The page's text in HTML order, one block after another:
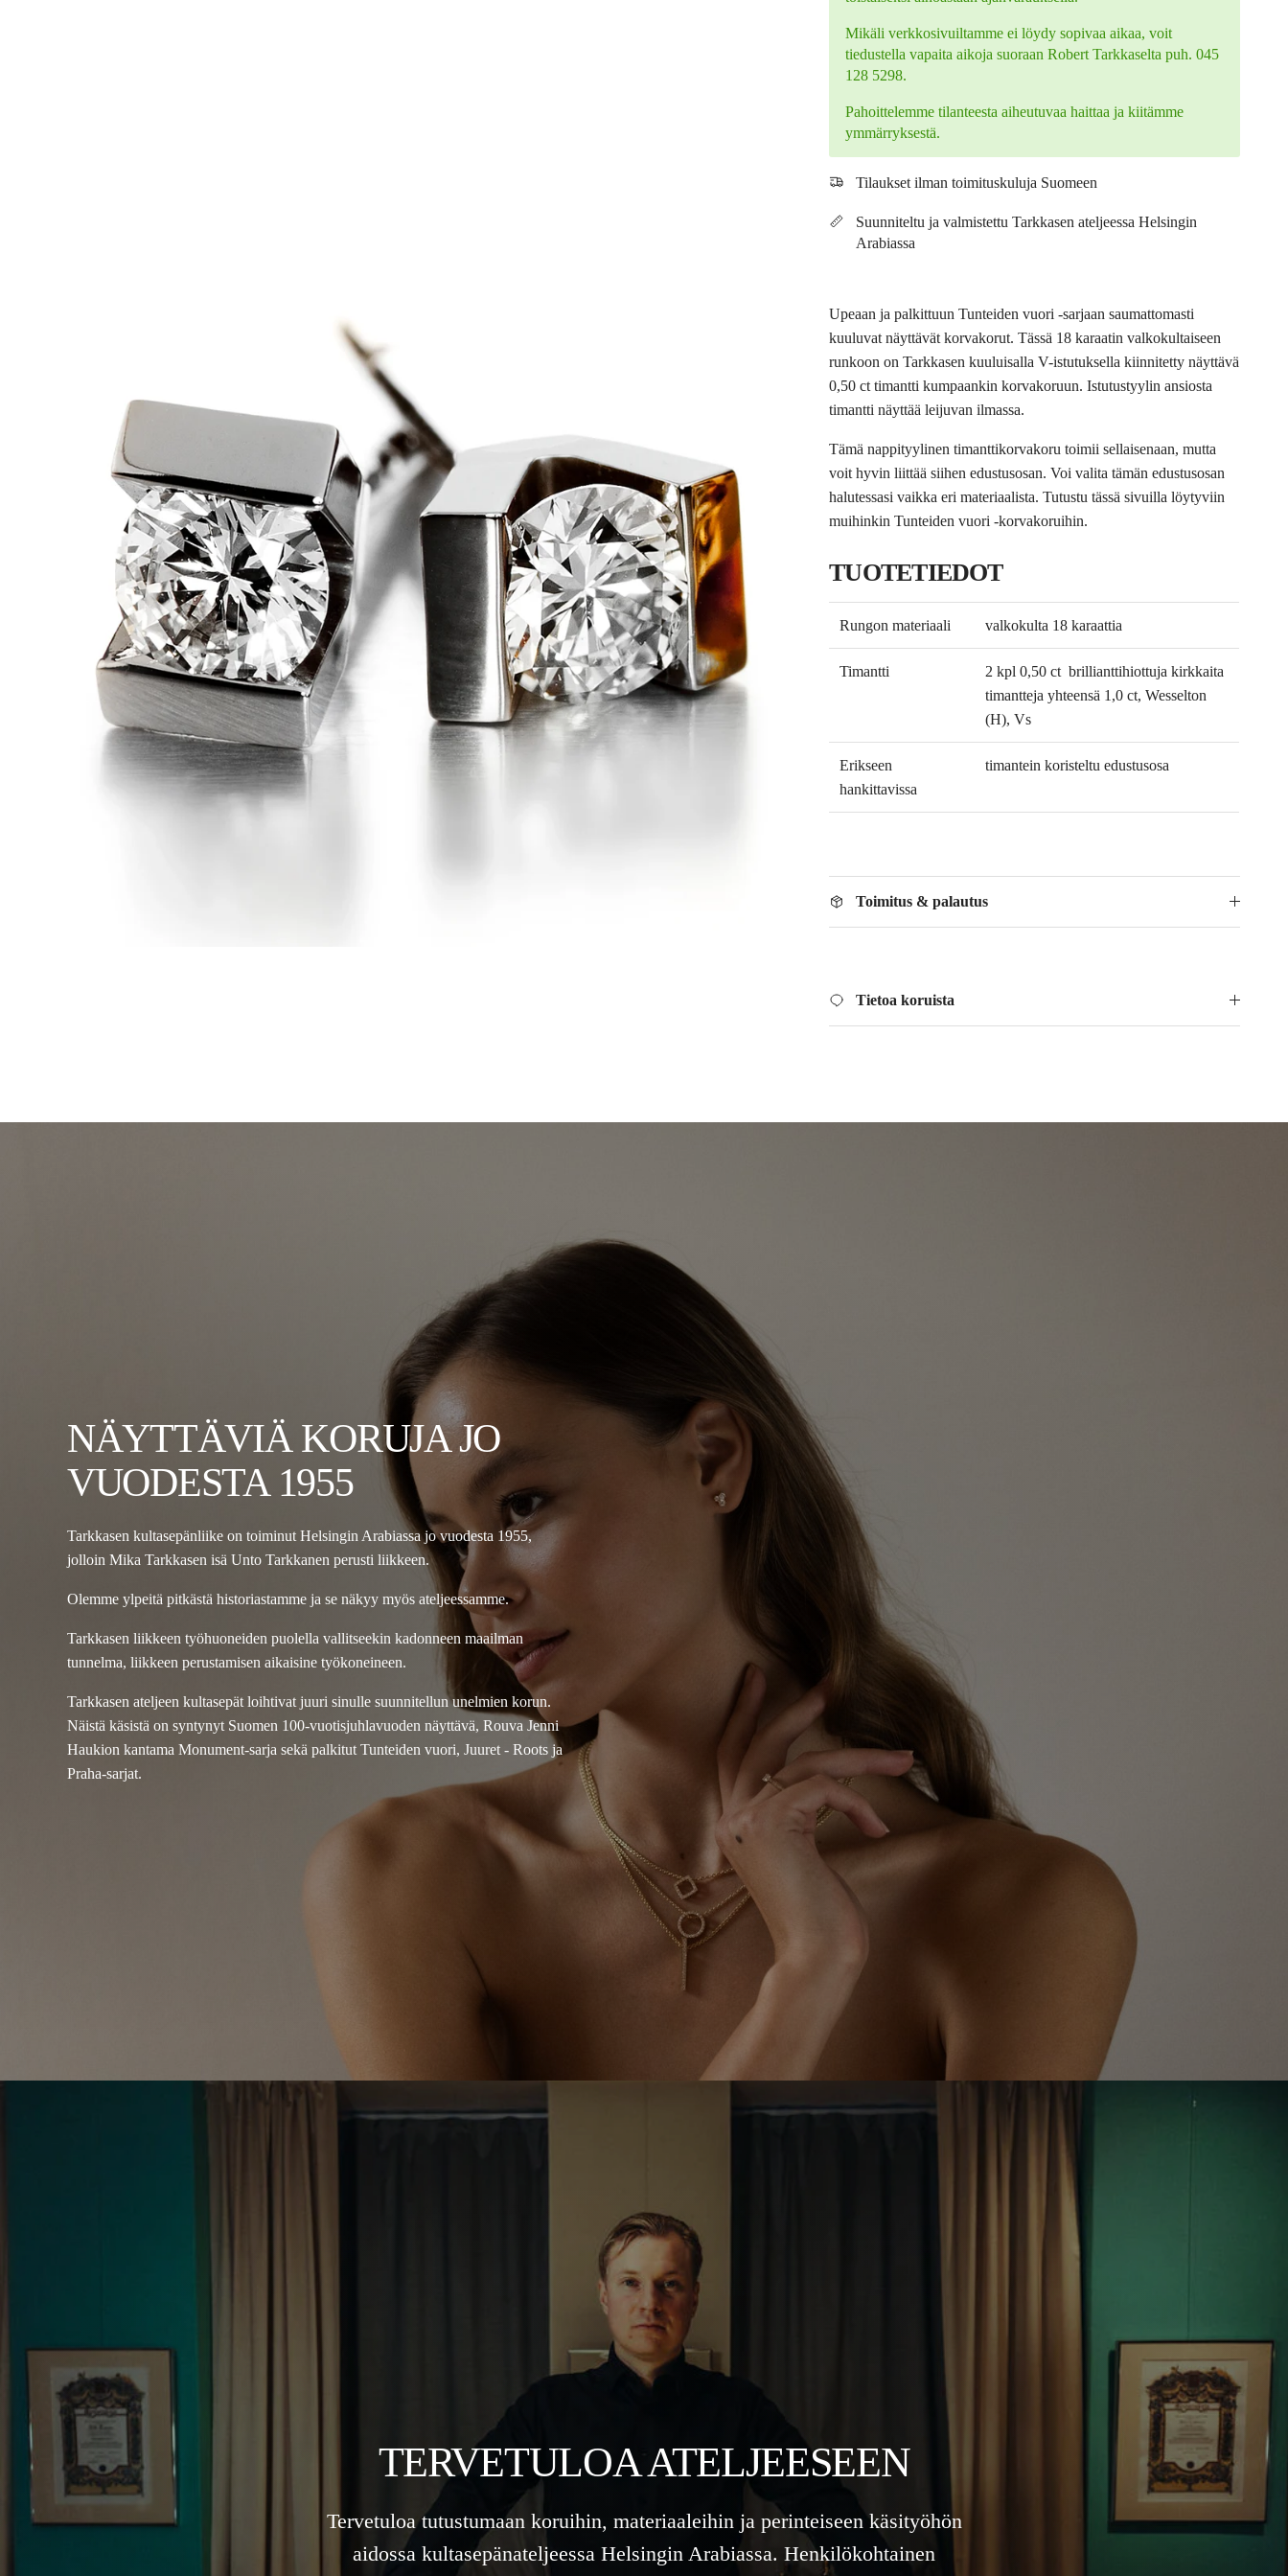
Mikäli verkkosivuiltamme ei löydy sopivaa aikaa, voit
tiedustella vapaita aikoja suoraan Robert Tarkkaselta puh. 045
128 5298.
Pahoittelemme tilanteesta aiheutuvaa haittaa ja kiitämme
ymmärryksestä.
Tilaukset ilman toimituskuluja Suomeen
Suunniteltu ja valmistettu Tarkkasen ateljeessa Helsingin
Arabiassa
Upeaan ja palkittuun Tunteiden vuori -sarjaan saumattomasti
kuuluvat näyttävät korvakorut. Tässä 18 karaatin valkokultaiseen
runkoon on Tarkkasen kuuluisalla V-istutuksella kiinnitetty näyttävä
0,50 ct timantti kumpaankin korvakoruun. Istutustyylin ansiosta
timantti näyttää leijuvan ilmassa.
Tämä nappityylinen timanttikorvakoru toimii sellaisenaan, mutta
voit hyvin liittää siihen edustusosan. Voi valita tämän edustusosan
halutessasi vaikka eri materiaalista. Tutustu tässä sivuilla löytyviin
muihinkin Tunteiden vuori -korvakoruihin.
TUOTETIEDOT
Rungon materiaali valkokulta 18 karaattia
Timantti 2 kpl 0,50 ct brillianttihiottuja kirkkaita
timantteja yhteensä 1,0 ct, Wesselton
(H), Vs
Erikseen
hankittavissa
timantein koristeltu edustusosa
Toimitus & palautus
Tietoa koruista
NÄYTTÄVIÄ KORUJA JO
VUODESTA 1955
Tarkkasen kultasepänliike on toiminut Helsingin Arabiassa jo vuodesta 1955,
jolloin Mika Tarkkasen isä Unto Tarkkanen perusti liikkeen.
Olemme ylpeitä pitkästä historiastamme ja se näkyy myös ateljeessamme.
Tarkkasen liikkeen työhuoneiden puolella vallitseekin kadonneen maailman
tunnelma, liikkeen perustamisen aikaisine työkoneineen.
Tarkkasen ateljeen kultasepät loihtivat juuri sinulle suunnitellun unelmien korun.
Näistä käsistä on syntynyt Suomen 100-vuotisjuhlavuoden näyttävä, Rouva Jenni
Haukion kantama Monument-sarja sekä palkitut Tunteiden vuori, Juuret - Roots ja
Praha-sarjat.
TERVETULOA ATELJEESEEN
Tervetuloa tutustumaan koruihin, materiaaleihin ja perinteiseen käsityöhön
aidossa kultasepänateljeessa Helsingin Arabiassa. Henkilökohtainen